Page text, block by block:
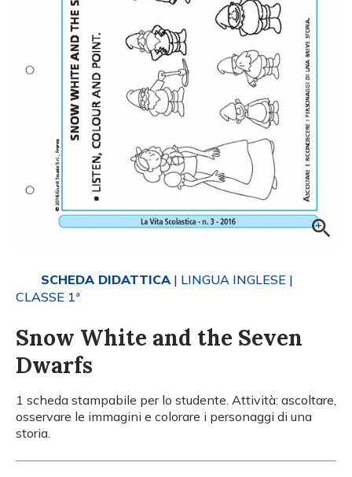
SCHEDA DIDATTICA | LINGUA INGLESE |
CLASSE 1ª
Snow White and the Seven
Dwarfs
1 scheda stampabile per lo studente. Attività: ascoltare,
osservare le immagini e colorare i personaggi di una
storia.